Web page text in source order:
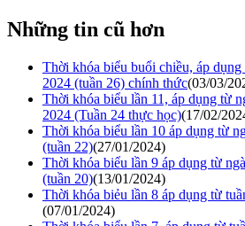
Những tin cũ hơn
Thời khóa biểu buổi chiều, áp
2024 (tuần 26) chính thức(03/03/
Thời khóa biểu lần 11, áp dụng từ
2024 (Tuần 24 thực học)(17/02/
Thời khóa biểu lần 10 áp dụng từ
(tuần 22)(27/01/2024)
Thời khóa biểu lần 9 áp dụng từ
(tuần 20)(13/01/2024)
Thời khóa biẻu lần 8 áp dụng từ
(07/01/2024)